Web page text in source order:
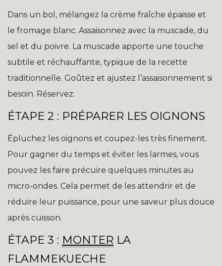
Dans un bol, mélangez la crème fraîche épaisse et
le fromage blanc. Assaisonnez avec la muscade, du
sel et du poivre. La muscade apporte une touche
subtile et réchauffante, typique de la recette
traditionnelle. Goûtez et ajustez l’assaisonnement si
besoin. Réservez.
ÉTAPE 2 : PRÉPARER LES OIGNONS
Épluchez les oignons et coupez-les très finement.
Pour gagner du temps et éviter les larmes, vous
pouvez les faire précuire quelques minutes au
micro-ondes. Cela permet de les attendrir et de
réduire leur puissance, pour une saveur plus douce
après cuisson.
ÉTAPE 3 : MONTER LA
FLAMMEKUECHE